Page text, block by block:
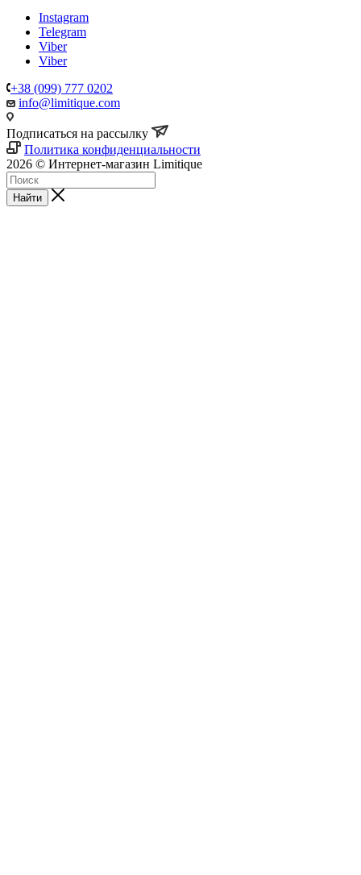
Instagram
Telegram
Viber
Viber
+38 (099) 777 0202
info@limitique.com
Подписаться на рассылку
Политика конфиденциальности
2026 © Интернет-магазин Limitique
Найти